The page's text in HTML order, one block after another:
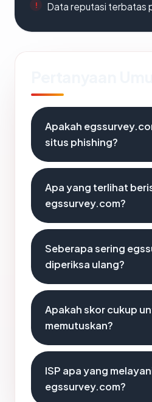
Data reputasi terbatas
Apakah
situs phishing?
Apa yang terlihat
egssurvey.com?
Seberapa sering
diperiksa ulang?
Apakah skor cukup
memutuskan?
ISP apa yang
egssurvey.com?